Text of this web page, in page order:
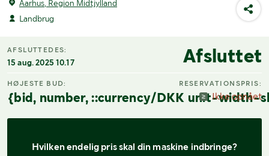
Aarhus, Region Midtjylland
Landbrug
AFSLUTTEDES:
15 aug. 2025 10.17 Afsluttet
HØJESTE BUD:
{bid, number, ::currency/DKK unit-width-
RESERVATIONSPRIS:
Ikke opnået
Hvilken endelig pris skal din maskine indbringe?